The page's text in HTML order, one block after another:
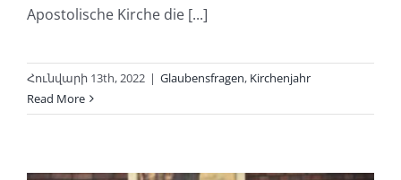
Apostolische Kirche die [...]
Հունվարի 13th, 2022 | Glaubensfragen, Kirchenjahr
Read More